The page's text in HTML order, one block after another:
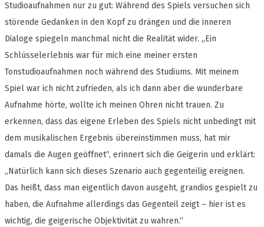
Studioaufnahmen nur zu gut: Während des Spiels versuchen sich
störende Gedanken in den Kopf zu drängen und die inneren
Dialoge spiegeln manchmal nicht die Realität wider. „Ein
Schlüsselerlebnis war für mich eine meiner ersten
Tonstudioaufnahmen noch während des Studiums. Mit meinem
Spiel war ich nicht zufrieden, als ich dann aber die wunderbare
Aufnahme hörte, wollte ich meinen Ohren nicht trauen. Zu
erkennen, dass das eigene Erleben des Spiels nicht unbedingt mit
dem musikalischen Ergebnis übereinstimmen muss, hat mir
damals die Augen geöffnet“, erinnert sich die Geigerin und erklärt:
„Natürlich kann sich dieses Szenario auch gegenteilig ereignen.
Das heißt, dass man eigentlich davon ausgeht, grandios gespielt zu
haben, die Aufnahme allerdings das Gegenteil zeigt – hier ist es
wichtig, die geigerische Objektivität zu wahren.“